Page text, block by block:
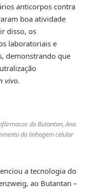
anticorpos contra
boa atividade
disso, os
laboratoriais e
demonstrando que
vivo.
do Butantan, Ana
da linhagem celular
a tecnologia do
ao Butantan –